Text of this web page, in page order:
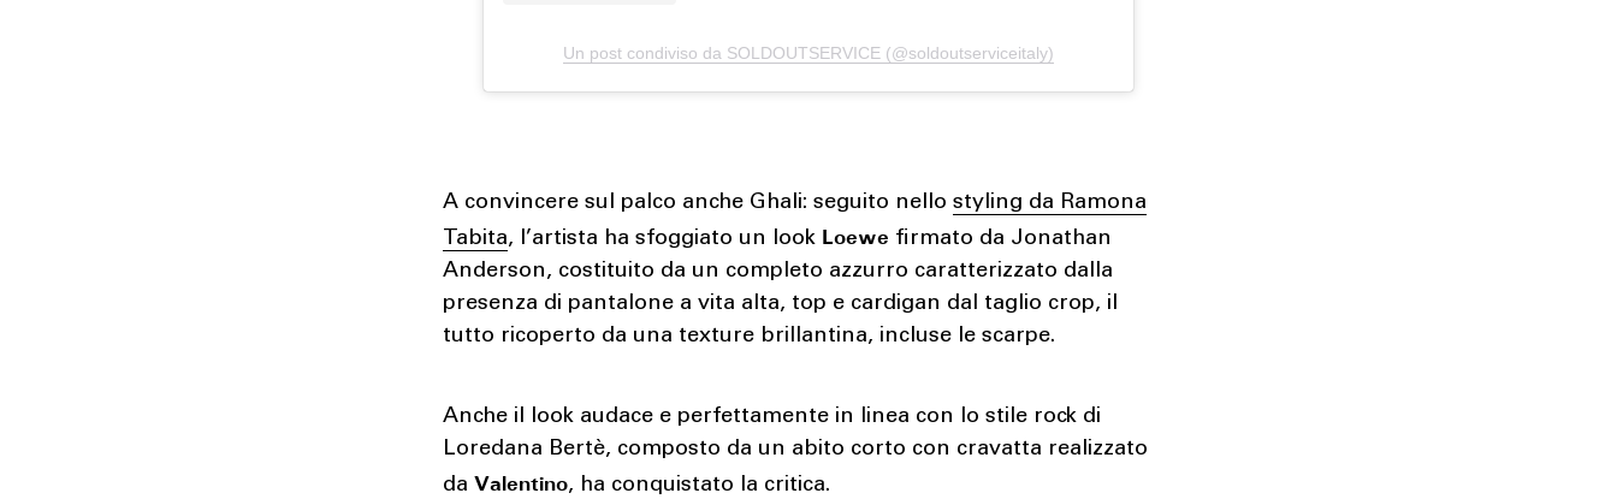
Un post condiviso da SOLDOUTSERVICE (@soldoutserviceitaly)
A convincere sul palco anche Ghali: seguito nellostyling da Ramona
Tabita, l’artista ha sfoggiato un look Loewe firmato da Jonathan
Anderson, costituito da un completo azzurro caratterizzato dalla
presenza di pantalone a vita alta, top e cardigan dal taglio crop, il
tutto ricoperto da una texture brillantina, incluse le scarpe.
Anche il look audace e perfettamente in linea con lo stile rock di
Loredana Bertè, composto da un abito corto con cravatta realizzato
da Valentino, ha conquistato la critica.